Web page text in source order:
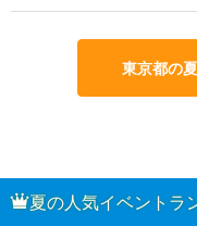
東京都の
夏の人気イベントラ